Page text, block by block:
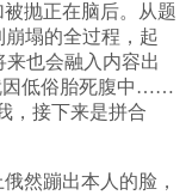
抛正在脑后。从题
塌的全过程，起
也会融入内容出
因低俗胎死腹中……
，接下来是拼合
然蹦出本人的脸，